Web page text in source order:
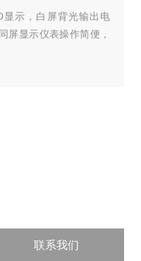
显示，白屏背光输出电
屏显示仪表操作简便，
联系我们